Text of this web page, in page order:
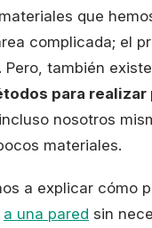
que
complicada; el
Pero, también
para realizar
nosotros
materiales.
a explicar cómo
a una pared sin